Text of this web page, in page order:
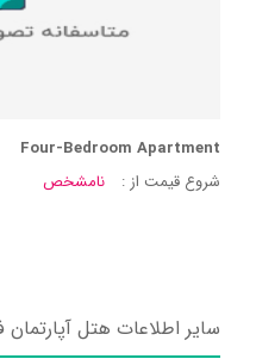
Four-Bedroom Apartment
شروع قیمت از :
نامشخص
سایر اطلاعات هتل آپارتمان